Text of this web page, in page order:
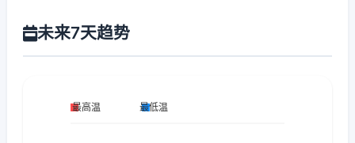
未来7天趋势